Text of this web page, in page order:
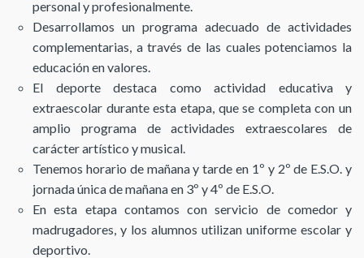
personal y profesionalmente.
Desarrollamos un programa adecuado de actividades
complementarias, a través de las cuales potenciamos la
educación en valores.
El deporte destaca como actividad educativa y
extraescolar durante esta etapa, que se completa con un
amplio programa de actividades extraescolares de
carácter artístico y musical.
Tenemos horario de mañana y tarde en 1º y 2º de E.S.O. y
jornada única de mañana en 3º y 4º de E.S.O.
En esta etapa contamos con servicio de comedor y
madrugadores, y los alumnos utilizan uniforme escolar y
deportivo.